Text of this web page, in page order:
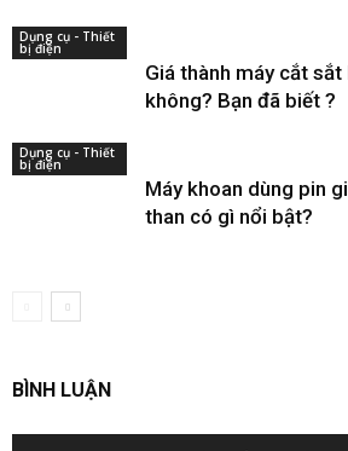
Dụng cụ - Thiết
bị điện
Giá thành máy cắt
không? Bạn đã biết ?
Dụng cụ - Thiết
bị điện
Máy khoan dùng pin
than có gì nổi bật?
BÌNH LUẬN